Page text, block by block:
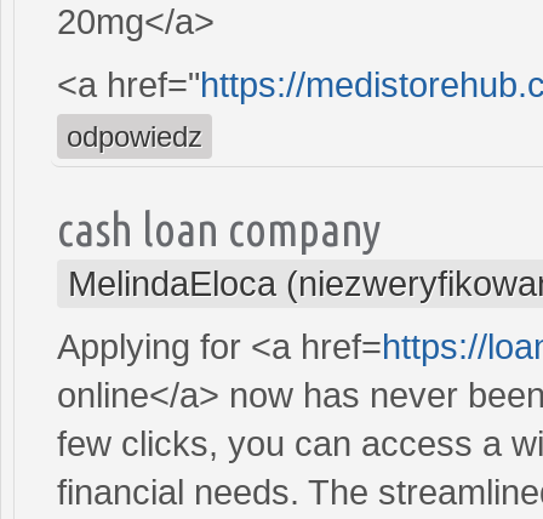
20mg</a>
<a href="https://
odpowiedz
cash loan company
MelindaEloca
Applying for <a href=https://
online</a> now has never
few clicks, you can access a
financial needs. The